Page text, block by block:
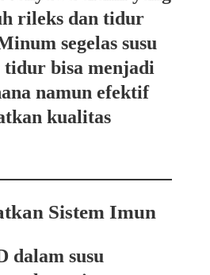
rileks dan tidur
segelas susu
tidur bisa menjadi
namun efektif
kualitas
Sistem Imun
dalam susu